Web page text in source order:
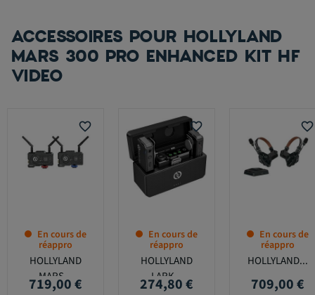
ACCESSOIRES POUR HOLLYLAND
MARS 300 PRO ENHANCED KIT HF
VIDEO
favorite_border
En cours de
réappro
HOLLYLAND
MARS...
Prix
719,00 €
favorite_border
En cours de
réappro
HOLLYLAND
LARK...
Prix
274,80 €
favorite_border
En cours de
réappro
HOLLYLAND...
Prix
709,00 €